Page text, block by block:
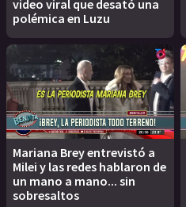
video viral que desató una
polémica en Luzu
Mariana Brey entrevistó a
Milei y las redes hablaron de
un mano a mano... sin
sobresaltos